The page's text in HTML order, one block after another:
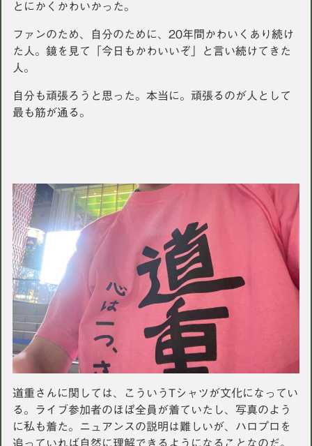
とにかくかわいかった。
ファンのため、自分のために、20年間かわいくあり続け
た人。鏡を見て「今日もかわいいぞ」と言い続けてきた
人。
自分も頑張ろうと思った。本当に。頑張るのが人として
最も筋が通る。
道重さんに関しては、こういうTシャツが文化になってい
る。ライブ参加者のほぼ全員が着ていたし、写真のよう
に私も着た。ニュアンスの説明は難しいが、ハロプロを
追っていれば自然に理解できるようになることなのだ。